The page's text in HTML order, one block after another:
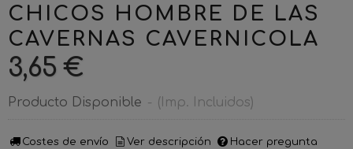
CHICOS HOMBRE DE LAS
CAVERNAS CAVERNICOLA
3,65 €
Producto Disponible - (Imp. Incluidos)
Costes de envío Ver descripción Hacer pregunta